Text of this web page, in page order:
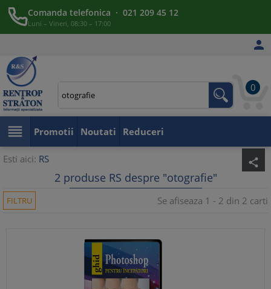
Comanda telefonica · 021 209 45 12
Luni – Vineri, 08:30 – 17:00

0
 Promotii Noutati Reduceri
Esti aici: RS share
2 produse RS despre "otografie"
FILTRU Se afiseaza 1 - 2 din 2 carti